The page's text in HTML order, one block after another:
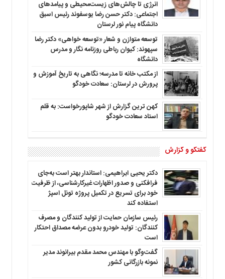
انرژی تا چالش‌های زیست‌محیطی و پیامدهای
اجتماعی: دکتر حسن رضا یوسفوند رئیس اسبق
دانشگاه پیام نور لرستان
توسعه متوازن و شعار «توسعه خواهی» دکتر رضا
سپهوند: کیوان رباطی روزنامه نگار و مدرس
دانشگاه
از مکتب خانه تا مدرسه؛ نگاهی به تاریخ آموزش و
پرورش در لرستان: سعادت خودگو
کهن ترین گزارش از شهر شاپورخواست: به قلم
استاد سعادت خودگو
گفتگو و گزارش
دکتر یحیی ابراهیمی: استاندار بهتر است به‌جای
فرافکنی و صدور اظهارات غیرکارشناسی، از ظرفیت
خود برای تسریع در تکمیل پروژه تونل اسپژ
استفاده کند
رئیس سازمان حمایت از تولید کنندگان و مصرف
کنندگان: تولید خودرو بدون عرضه مصداق احتکار
است
گفت‌وگو با مهندس محمد مقدم بیرانوند مدیر
نمونه بازرگانی کشور